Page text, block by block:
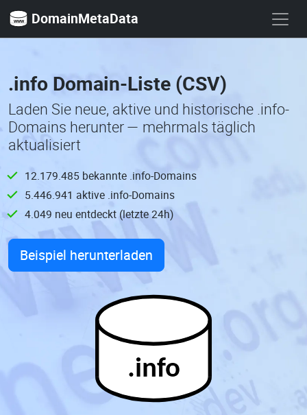
DomainMetaData
.info Domain-Liste (CSV)
Laden Sie neue, aktive und historische .info-
Domains herunter — mehrmals täglich
aktualisiert
12.179.485 bekannte .info-Domains
5.446.941 aktive .info-Domains
4.049 neu entdeckt (letzte 24h)
Beispiel herunterladen
.info